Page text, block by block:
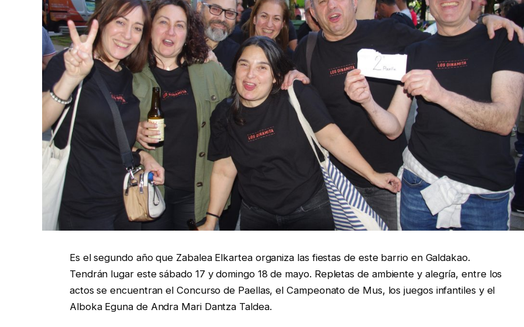
Es el segundo año que Zabalea Elkartea organiza las fiestas de este barrio en Galdakao.
Tendrán lugar este sábado 17 y domingo 18 de mayo. Repletas de ambiente y alegría, entre los
actos se encuentran el Concurso de Paellas, el Campeonato de Mus, los juegos infantiles y el
Alboka Eguna de Andra Mari Dantza Taldea.